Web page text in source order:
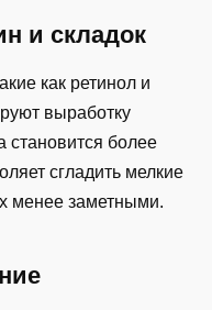
и складок
как ретинол и
выработку
становится более
сгладить мелкие
менее заметными.